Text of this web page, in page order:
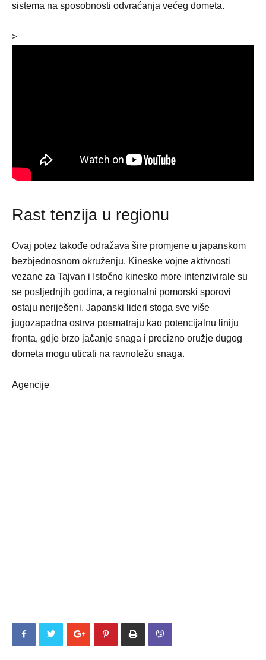
sistema na sposobnosti odvraćanja većeg dometa.
>
Rast tenzija u regionu
Ovaj potez takođe odražava šire promjene u japanskom
bezbjednosnom okruženju. Kineske vojne aktivnosti
vezane za Tajvan i Istočno kinesko more intenzivirale su
se posljednjih godina, a regionalni pomorski sporovi
ostaju neriješeni. Japanski lideri stoga sve više
jugozapadna ostrva posmatraju kao potencijalnu liniju
fronta, gdje brzo jačanje snaga i precizno oružje dugog
dometa mogu uticati na ravnotežu snaga.
Agencije